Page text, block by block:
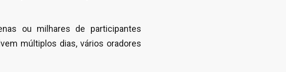
ou milhares de participantes
múltiplos dias, vários oradores